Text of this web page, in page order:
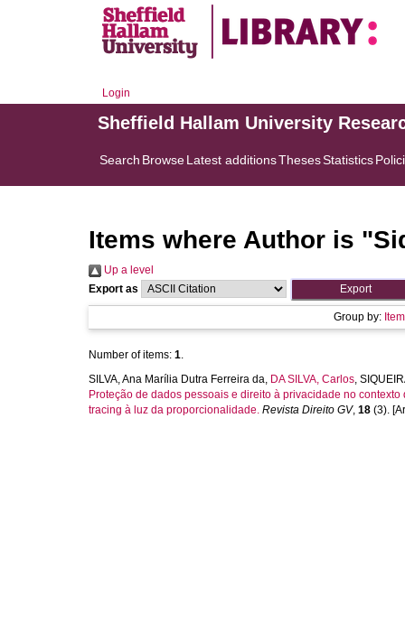
Login
Sheffield Hallam University
Search BrowseLatest additionsThesesStatistics
Items where Author is "
Up a level
Export as
Group by:
Number of items: 1.
SILVA, Ana Marília Dutra Ferreira da, DA SILVA, Carlos,
Proteção de dados pessoais e direito à privacidade no
tracing à luz da proporcionalidade. Revista Direito GV, 18 (3).